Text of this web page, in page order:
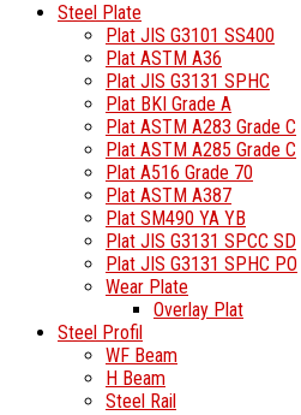
Steel Plate
Plat JIS G3101 SS400
Plat ASTM A36
Plat JIS G3131 SPHC
Plat BKI Grade A
Plat ASTM A283 Grade C
Plat ASTM A285 Grade C
Plat A516 Grade 70
Plat ASTM A387
Plat SM490 YA YB
Plat JIS G3131 SPCC SD
Plat JIS G3131 SPHC PO
Wear Plate
Overlay Plat
Steel Profil
WF Beam
H Beam
Steel Rail